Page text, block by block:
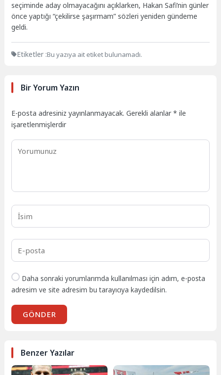
seçiminde aday olmayacağını açıklarken, Hakan Safi’nin günler
önce yaptığı “çekilirse şaşırmam” sözleri yeniden gündeme
geldi.
Etiketler :Bu yazıya ait etiket bulunamadı.
Bir Yorum Yazın
E-posta adresiniz yayınlanmayacak. Gerekli alanlar* ile
işaretlenmişlerdir
Daha sonraki yorumlarımda kullanılması için adım, e-posta
adresim ve site adresim bu tarayıcıya kaydedilsin.
GÖNDER
Benzer Yazılar